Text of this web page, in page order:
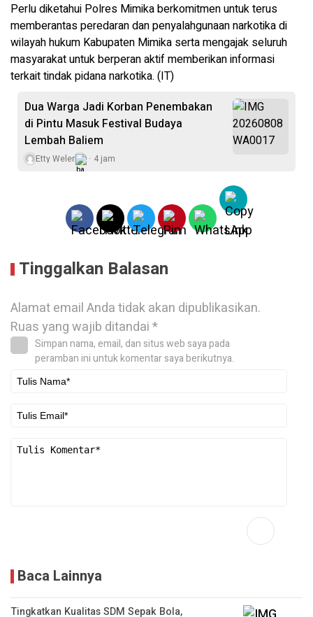
Perlu diketahui Polres Mimika berkomitmen untuk terus
memberantas peredaran dan penyalahgunaan narkotika di
wilayah hukum Kabupaten Mimika serta mengajak seluruh
masyarakat untuk berperan aktif memberikan informasi
terkait tindak pidana narkotika. (IT)
Dua Warga Jadi Korban Penembakan
di Pintu Masuk Festival Budaya
Lembah Baliem
Etty Weler 4 jam
Tinggalkan Balasan
Alamat email Anda tidak akan dipublikasikan.
Ruas yang wajib ditandai*
Simpan nama, email, dan situs web saya pada
peramban ini untuk komentar saya berikutnya.
Baca Lainnya
Tingkatkan Kualitas SDM Sepak Bola,